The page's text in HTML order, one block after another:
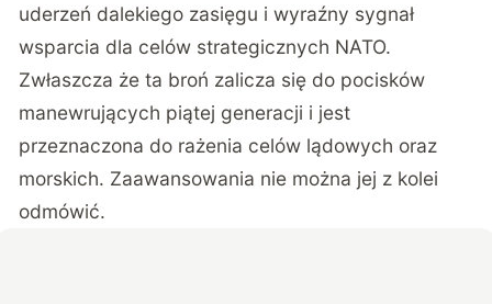
uderzeń dalekiego zasięgu i wyraźny sygnał
wsparcia dla celów strategicznych NATO.
Zwłaszcza że ta broń zalicza się do pocisków
manewrujących piątej generacji i jest
przeznaczona do rażenia celów lądowych oraz
morskich. Zaawansowania nie można jej z kolei
odmówić.